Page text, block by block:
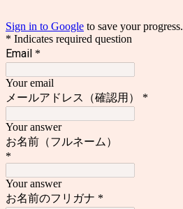
Sign in to Google to save your progress.
* Indicates required question
Email *
Your email
メールアドレス（確認用） *
Your answer
お名前（フルネーム）
*
Your answer
お名前のフリガナ *